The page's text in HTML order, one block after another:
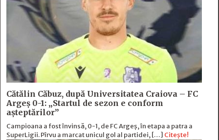
Cătălin Căbuz, după Universitatea Craiova – FC
Argeș 0-1: „Startul de sezon e conform
așteptărilor”
Campioana a fost învinsă, 0-1, de FC Argeș, în etapa a patra a
SuperLigii. Pîrvu a marcat unicul gol al partidei, […] Citește!